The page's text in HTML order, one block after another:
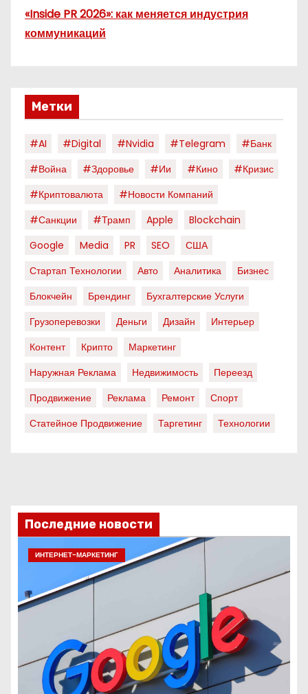
«Inside PR 2026»: как меняется индустрия
коммуникаций
Метки
#AI #digital #nvidia #telegram
#банк
#война
#здоровье #ии #кино
#кризис
#криптовалюта
#новости Компаний
#санкции
#трамп Apple
Blockchain
Google
Media PR SEO
США
Стартап Технологии
Авто Аналитика
Бизнес
Блокчейн
Брендинг
Бухгалтерские Услуги
Грузоперевозки
Деньги Дизайн
Интерьер
Контент
Крипто
Маркетинг
Наружная Реклама
Недвижимость
Переезд
Продвижение
Реклама Ремонт
Спорт
Статейное Продвижение
Таргетинг Технологии
Последние новости
ИНТЕРНЕТ-МАРКЕТИНГ